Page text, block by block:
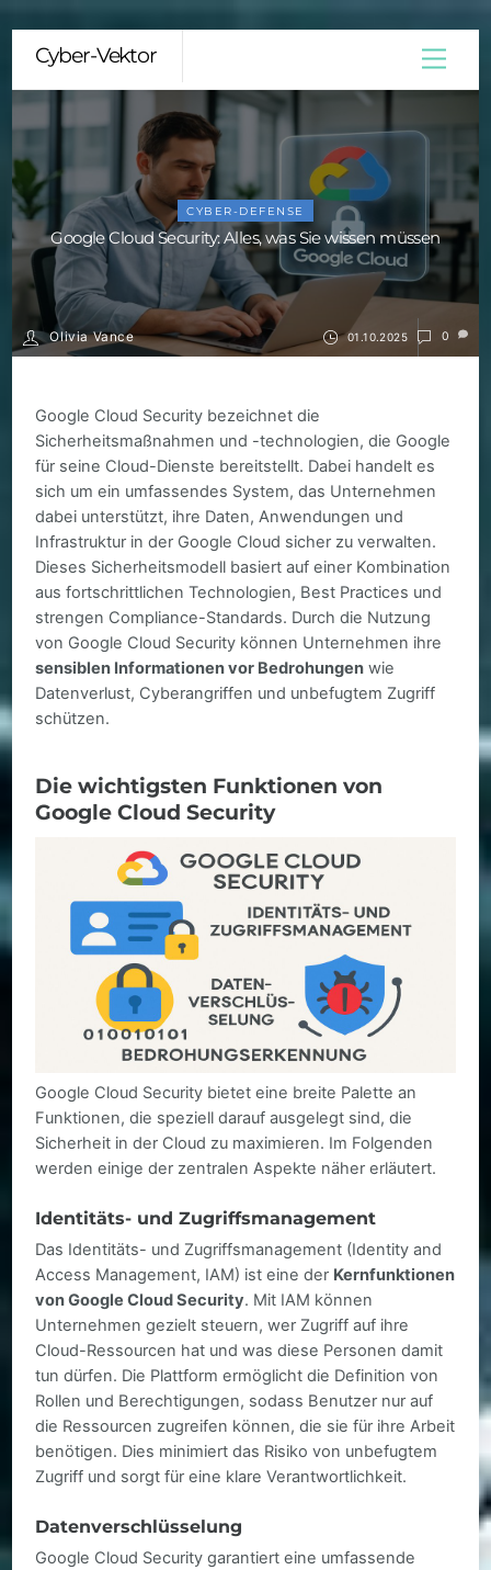
content
Menu
Cyber-Vektor
01.10.2025
Google Cloud Security: Alles, was Sie wissen müssen
Olivia Vance
CYBER-DEFENSE
0
Google Cloud Security bezeichnet die
Sicherheitsmaßnahmen und -technologien, die Google
für seine Cloud-Dienste bereitstellt. Dabei handelt es
sich um ein umfassendes System, das Unternehmen
dabei unterstützt, ihre Daten, Anwendungen und
Infrastruktur in der Google Cloud sicher zu verwalten.
Dieses Sicherheitsmodell basiert auf einer Kombination
aus fortschrittlichen Technologien, Best Practices und
strengen Compliance-Standards. Durch die Nutzung
von Google Cloud Security können Unternehmen ihre
sensiblen Informationen vor Bedrohungen wie
Datenverlust, Cyberangriffen und unbefugtem Zugriff
schützen.
Die wichtigsten Funktionen von
Google Cloud Security
Google Cloud Security bietet eine breite Palette an
Funktionen, die speziell darauf ausgelegt sind, die
Sicherheit in der Cloud zu maximieren. Im Folgenden
werden einige der zentralen Aspekte näher erläutert.
Identitäts- und Zugriffsmanagement
Das Identitäts- und Zugriffsmanagement (Identity and
Access Management, IAM) ist eine der Kernfunktionen
von Google Cloud Security. Mit IAM können
Unternehmen gezielt steuern, wer Zugriff auf ihre
Cloud-Ressourcen hat und was diese Personen damit
tun dürfen. Die Plattform ermöglicht die Definition von
Rollen und Berechtigungen, sodass Benutzer nur auf
die Ressourcen zugreifen können, die sie für ihre Arbeit
benötigen. Dies minimiert das Risiko von unbefugtem
Zugriff und sorgt für eine klare Verantwortlichkeit.
Datenverschlüsselung
Google Cloud Security garantiert eine umfassende